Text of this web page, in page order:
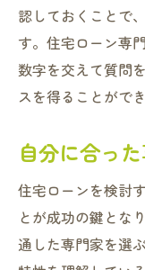
認しておくことで
す。住宅ローン専
数字を交えて質問
スを得ることができ
自分に合っ
住宅ローンを検討
とが成功の鍵とな
通した専門家を選